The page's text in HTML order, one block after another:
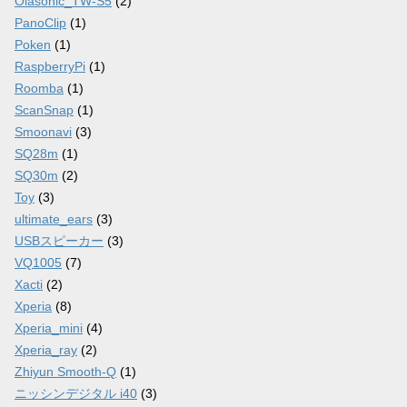
PanoClip (1)
Poken (1)
RaspberryPi (1)
Roomba (1)
ScanSnap (1)
Smoonavi (3)
SQ28m (1)
SQ30m (2)
Toy (3)
ultimate_ears (3)
USBスピーカー (3)
VQ1005 (7)
Xacti (2)
Xperia (8)
Xperia_mini (4)
Xperia_ray (2)
Zhiyun Smooth-Q (1)
ニッシンデジタル i40 (3)